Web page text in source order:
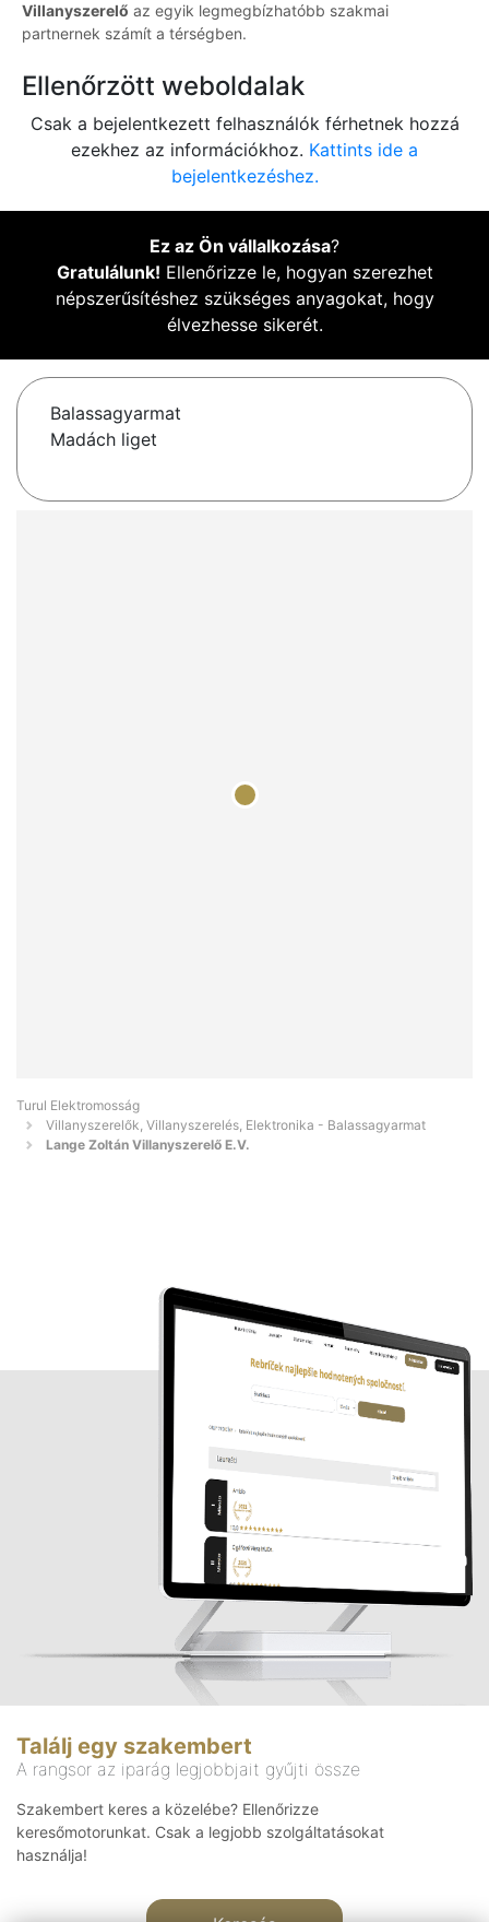
Villanyszerelő az egyik legmegbízhatóbb szakmai
partnernek számít a térségben.
Ellenőrzött weboldalak
Csak a bejelentkezett felhasználók férhetnek hozzá
ezekhez az információkhoz. Kattints ide a
bejelentkezéshez.
Ez az Ön vállalkozása?
Gratulálunk! Ellenőrizze le, hogyan szerezhet
népszerűsítéshez szükséges anyagokat, hogy
élvezhesse sikerét.
Balassagyarmat
Madách liget
Turul Elektromosság
Villanyszerelők, Villanyszerelés, Elektronika - Balassagyarmat
Lange Zoltán Villanyszerelő E.V.
Találj egy szakembert
A rangsor az iparág legjobbjait gyűjti össze
Szakembert keres a közelébe? Ellenőrizze
keresőmotorunkat. Csak a legjobb szolgáltatásokat
használja!